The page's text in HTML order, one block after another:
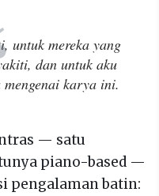
untuk mereka yang
dan untuk aku
mengenai karya ini.
— satu
piano-based —
pengalaman batin: